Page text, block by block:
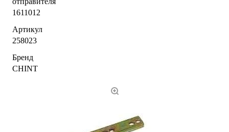
1611012
Артикул
258023
Бренд
CHINT